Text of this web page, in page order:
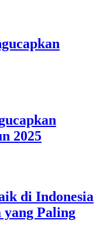
2025
di Indonesia
yang Paling